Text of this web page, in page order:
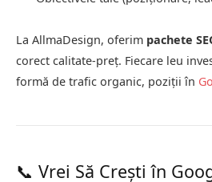
La AllmaDesign, oferim pachete
corect calitate-preț. Fiecare leu
formă de trafic organic, poziții în
📞 Vrei Să Crești în